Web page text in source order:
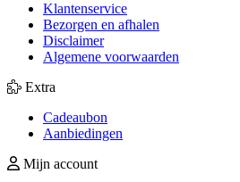
Klantenservice
Bezorgen en afhalen
Disclaimer
Algemene voorwaarden
Extra
Cadeaubon
Aanbiedingen
Mijn account